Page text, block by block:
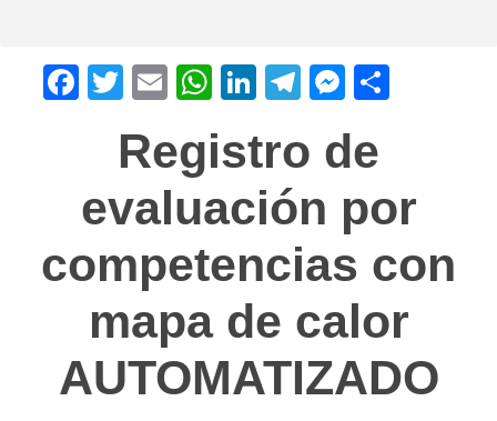
F
e
b
o
k
T
tt
er
E
ail
W
at
s
A
p
Li
k
e
dI
n
T
e
gr
a
m
M
ss
e
n
g
er
p
ar
tir
Registro de
evaluación por
competencias con
mapa de calor
AUTOMATIZADO